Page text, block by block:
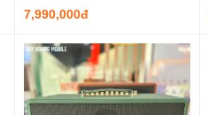
7,990,000đ